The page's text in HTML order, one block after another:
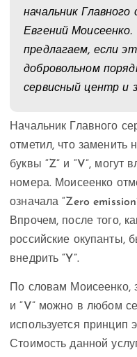
начальник
Евгений
предлагаем, если
добровольном
сервисный центр и
Начальник Главного
отметил, что заменить
буквы “Z” и “V”, могут
номера. Моисеенко
означала “Zero
Впрочем, после того,
российские окупанты,
внедрить “Y”.
По словам Моисеенко,
и “V” можно в любом
используется принцип
Стоимость данной